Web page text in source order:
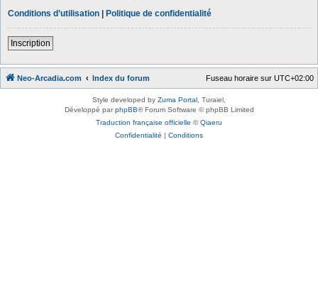
Conditions d’utilisation | Politique de confidentialité
Inscription
Neo-Arcadia.com Index du forum Fuseau horaire sur UTC+02:00
Style developed by Zuma Portal , Turaiel,
Développé parphpBB® Forum Software © phpBB Limited
Traduction française officielle ©Qiaeru
Confidentialité | Conditions